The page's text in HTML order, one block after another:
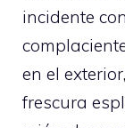
incidente
en el
frescura